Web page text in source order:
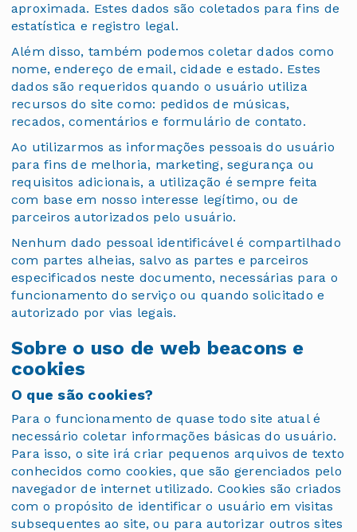
aproximada. Estes dados são coletados para fins de
estatística e registro legal.
Além disso, também podemos coletar dados como
nome, endereço de email, cidade e estado. Estes
dados são requeridos quando o usuário utiliza
recursos do site como: pedidos de músicas,
recados, comentários e formulário de contato.
Ao utilizarmos as informações pessoais do usuário
para fins de melhoria, marketing, segurança ou
requisitos adicionais, a utilização é sempre feita
com base em nosso interesse legítimo, ou de
parceiros autorizados pelo usuário.
Nenhum dado pessoal identificável é compartilhado
com partes alheias, salvo as partes e parceiros
especificados neste documento, necessárias para o
funcionamento do serviço ou quando solicitado e
autorizado por vias legais.
Sobre o uso de web beacons e
cookies
O que são cookies?
Para o funcionamento de quase todo site atual é
necessário coletar informações básicas do usuário.
Para isso, o site irá criar pequenos arquivos de texto
conhecidos como cookies, que são gerenciados pelo
navegador de internet utilizado. Cookies são criados
com o propósito de identificar o usuário em visitas
subsequentes ao site, ou para autorizar outros sites